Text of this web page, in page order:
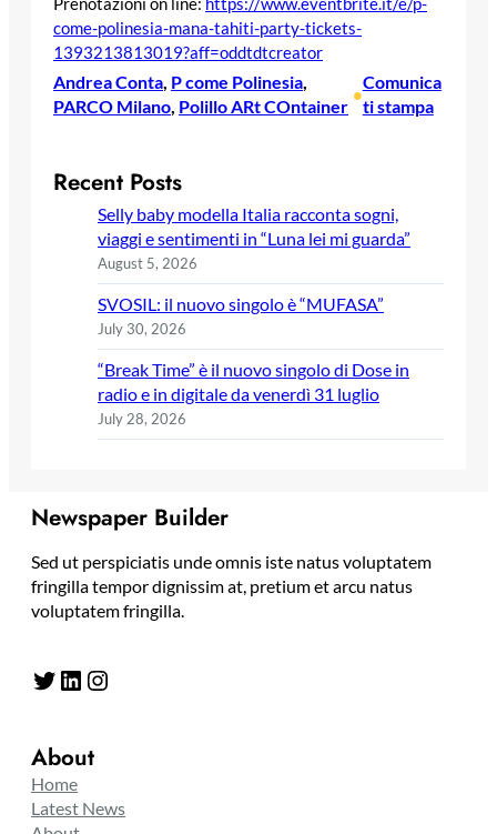
come-polinesia-mana-tahiti-party-tickets-
1393213813019?aff=oddtdtcreator
Andrea Conta P come Polinesia
PARCO Milano Polillo ARt COntainer
•
Comunica
ti stampa
Recent Posts
Selly baby modella Italia racconta sogni,
viaggi e sentimenti in “Luna lei mi guarda”
August 5, 2026
SVOSIL: il nuovo singolo è “MUFASA”
July 30, 2026
“Break Time” è il nuovo singolo di Dose in
radio e in digitale da venerdì 31 luglio
July 28, 2026
Newspaper Builder
Sed ut perspiciatis unde omnis iste natus voluptatem
fringilla tempor dignissim at, pretium et arcu natus
voluptatem fringilla.
Twitter LinkedIn Instagram
About
Home
Latest News